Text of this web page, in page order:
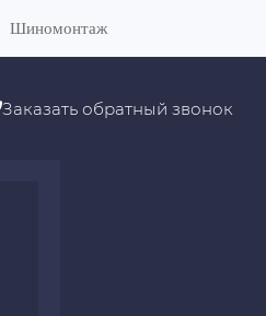
Шиномонтаж
Заказать обратный звонок